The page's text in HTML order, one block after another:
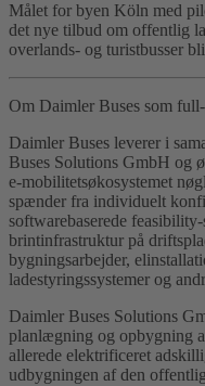
Målet for byen Köln med
det nye tilbud om offentlig
overlands- og turistbusser
Om Daimler Buses som
Daimler Buses leverer i
Buses Solutions GmbH og
e-mobilitetsøkosystemet
spænder fra individuelt
softwarebaserede
brintinfrastruktur på
bygningsarbejder,
ladestyringssystemer og
Daimler Buses Solutions
planlægning og opbygning
allerede elektrificeret
udbygningen af den